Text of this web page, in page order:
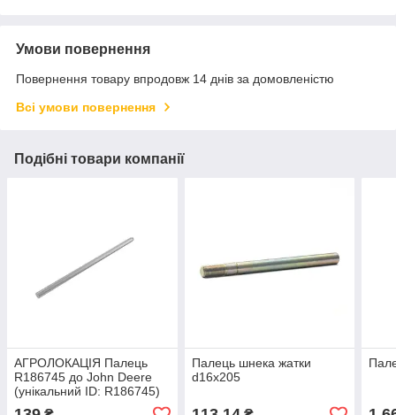
Умови повернення
Повернення товару впродовж 14 днів за домовленістю
Всі умови повернення
Подібні товари компанії
АГРОЛОКАЦІЯ Палець
R186745 до John Deere
(унікальний ID: R186745)
Палець шнека жатки
d16х205